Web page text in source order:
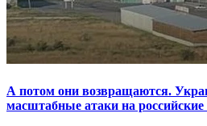
А потом они возвращаются.
масштабные атаки на